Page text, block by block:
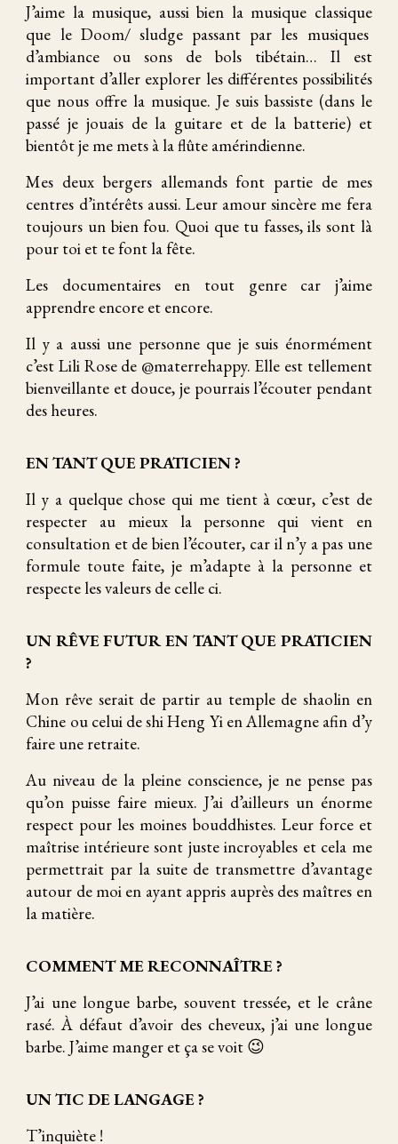
J’aime la musique, aussi bien la musique classique
que le Doom/ sludge passant par les musiques
d’ambiance ou sons de bols tibétain… Il est
important d’aller explorer les différentes possibilités
que nous offre la musique. Je suis bassiste (dans le
passé je jouais de la guitare et de la batterie) et
bientôt je me mets à la flûte amérindienne.
Mes deux bergers allemands font partie de mes
centres d’intérêts aussi. Leur amour sincère me fera
toujours un bien fou. Quoi que tu fasses, ils sont là
pour toi et te font la fête.
Les documentaires en tout genre car j’aime
apprendre encore et encore.
Il y a aussi une personne que je suis énormément
c’est Lili Rose de @materrehappy. Elle est tellement
bienveillante et douce, je pourrais l’écouter pendant
des heures.
EN TANT QUE PRATICIEN ?
Il y a quelque chose qui me tient à cœur, c’est de
respecter au mieux la personne qui vient en
consultation et de bien l’écouter, car il n’y a pas une
formule toute faite, je m’adapte à la personne et
respecte les valeurs de celle ci.
UN RÊVE FUTUR EN TANT QUE PRATICIEN
?
Mon rêve serait de partir au temple de shaolin en
Chine ou celui de shi Heng Yi en Allemagne afin d’y
faire une retraite.
Au niveau de la pleine conscience, je ne pense pas
qu’on puisse faire mieux. J’ai d’ailleurs un énorme
respect pour les moines bouddhistes. Leur force et
maîtrise intérieure sont juste incroyables et cela me
permettrait par la suite de transmettre d’avantage
autour de moi en ayant appris auprès des maîtres en
la matière.
COMMENT ME RECONNAÎTRE ?
J’ai une longue barbe, souvent tressée, et le crâne
rasé. À défaut d’avoir des cheveux, j’ai une longue
barbe. J’aime manger et ça se voit 😉
UN TIC DE LANGAGE ?
T’inquiète !